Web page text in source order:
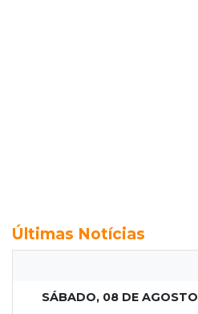
Últimas Notícias
SÁBADO, 08 DE AGOSTO